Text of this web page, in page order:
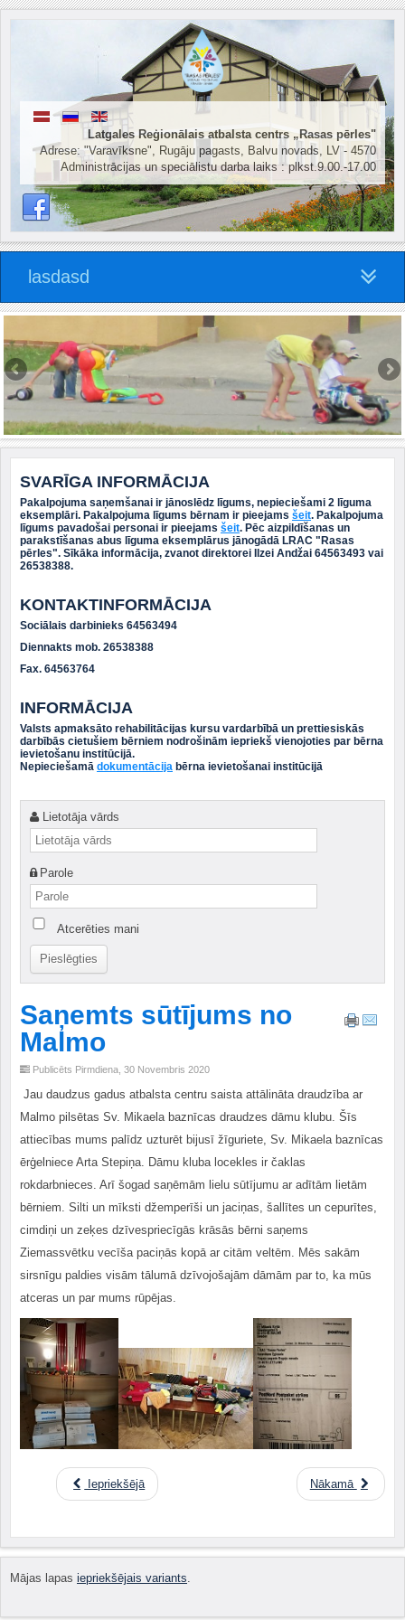
Latgales Reģionālais atbalsta centrs „Rasas pērles"
Adrese: "Varavīksne", Rugāju pagasts, Balvu novads, LV - 4570
Administrācijas un speciālistu darba laiks : plkst.9.00.-17.00
lasdasd
SVARĪGA INFORMĀCIJA
Pakalpojuma saņemšanai ir jānoslēdz līgums, nepieciešami 2 līguma
eksemplāri. Pakalpojuma līgums bērnam ir pieejams šeit. Pakalpojuma
līgums pavadošai personai ir pieejams šeit. Pēc aizpildīšanas un
parakstīšanas abus līguma eksemplārus jānogādā LRAC "Rasas
pērles". Sīkāka informācija, zvanot direktorei Ilzei Andžai 64563493 vai
26538388.
KONTAKTINFORMĀCIJA
Sociālais darbinieks 64563494
Diennakts mob. 26538388
Fax. 64563764
INFORMĀCIJA
Valsts apmaksāto rehabilitācijas kursu vardarbībā un prettiesiskās
darbībās cietušiem bērniem nodrošinām iepriekš vienojoties par bērna
ievietošanu institūcijā.
Nepieciešamā dokumentācija bērna ievietošanai institūcijā
Lietotāja vārds
Parole
Atcerēties mani
Saņemts sūtījums no
Malmo
Publicēts Pirmdiena, 30 Novembris 2020
Jau daudzus gadus atbalsta centru saista attālināta draudzība ar
Malmo pilsētas Sv. Mikaela baznīcas draudzes dāmu klubu. Šīs
attiecības mums palīdz uzturēt bijusī žīguriete, Sv. Mikaela baznīcas
ērģelniece Arta Stepiņa. Dāmu kluba locekles ir čaklas
rokdarbnieces. Arī šogad saņēmām lielu sūtījumu ar adītām lietām
bērniem. Silti un mīksti džemperīši un jaciņas, šallītes un cepurītes,
cimdiņi un zeķes dzīvespriecīgās krāsās bērni saņems
Ziemassvētku vecīša paciņās kopā ar citām veltēm. Mēs sakām
sirsnīgu paldies visām tālumā dzīvojošajām dāmām par to, ka mūs
atceras un par mums rūpējas.
Iepriekšējā Nākamā
Mājas lapas iepriekšējais variants.